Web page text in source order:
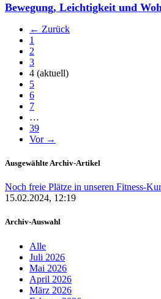
Bewegung, Leichtigkeit und
← Zurück
1
2
3
4 (aktuell)
5
6
7
…
39
Vor →
Ausgewählte Archiv-Artikel
Noch freie Plätze in unseren Fitness-
15.02.2024, 12:19
Archiv-Auswahl
Alle
Juli 2026
Mai 2026
April 2026
März 2026